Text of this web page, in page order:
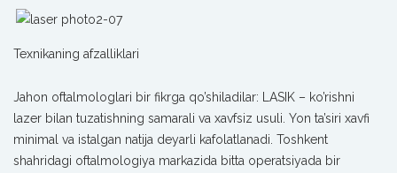
Texnikaning afzalliklari
Jahon oftalmologlari bir fikrga qo’shiladilar: LASIK – ko’rishni
lazer bilan tuzatishning samarali va xavfsiz usuli. Yon ta’siri xavfi
minimal va istalgan natija deyarli kafolatlanadi. Toshkent
shahridagi oftalmologiya markazida bitta operatsiyada bir